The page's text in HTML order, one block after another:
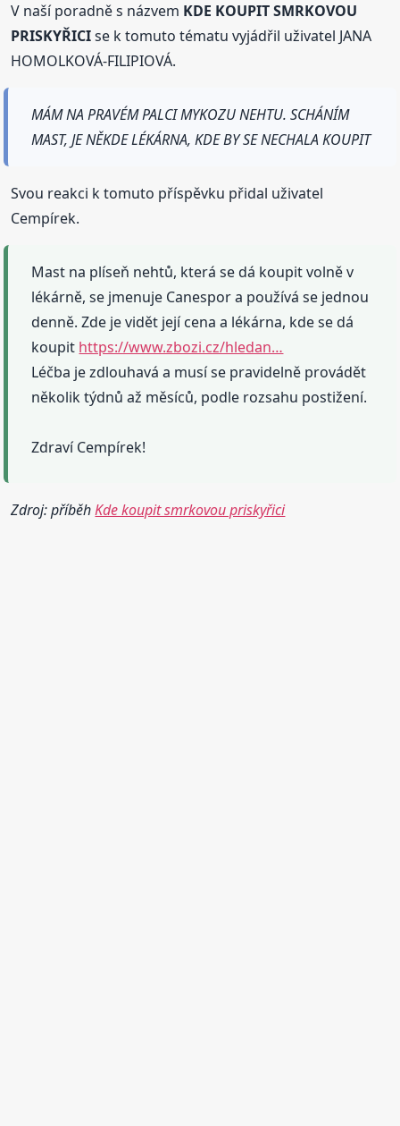
V naší poradně s názvem KDE KOUPIT SMRKOVOU
PRISKYŘICIse k tomuto tématu vyjádřil uživatel JANA
HOMOLKOVÁ-FILIPIOVÁ.
MÁM NA PRAVÉM PALCI MYKOZU NEHTU. SCHÁNÍM
MAST, JE NĚKDE LÉKÁRNA, KDE BY SE NECHALA KOUPIT
Svou reakci k tomuto příspěvku přidal uživatel
Cempírek.
Mast na plíseň nehtů, která se dá koupit volně v
lékárně, se jmenuje Canespor a používá se jednou
denně. Zde je vidět její cena a lékárna, kde se dá
koupit https://www.zbozi.cz/hledan…
Léčba je zdlouhavá a musí se pravidelně provádět
několik týdnů až měsíců, podle rozsahu postižení.
Zdraví Cempírek!
Zdroj: příběhKde koupit smrkovou priskyřici